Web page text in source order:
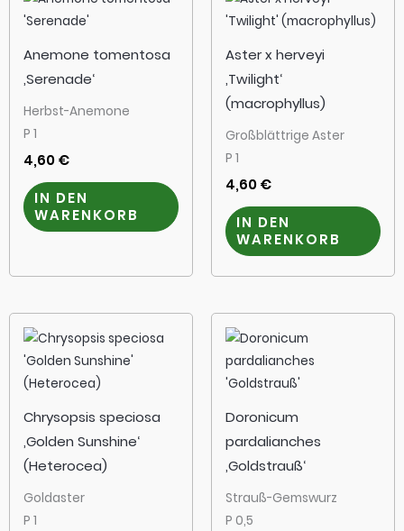
Anemone tomentosa
‚Serenade‘
Herbst-Anemone
P 1
4,60€
IN DEN
WARENKORB
Aster x herveyi
‚Twilight‘
(macrophyllus)
Großblättrige Aster
P 1
4,60€
IN DEN
WARENKORB
Chrysopsis speciosa
‚Golden Sunshine‘
(Heterocea)
Goldaster
P 1
Doronicum
pardalianches
‚Goldstrauß‘
Strauß-Gemswurz
P 0,5